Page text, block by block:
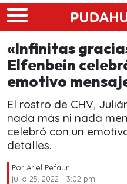
Skip to main content
«Infinitas
Elfenbein
emotivo
El rostro de CHV,
nada más ni nada
celebró con un
detalles.
Por Ariel Pefaur
julio 25, 2022 - 3:02 pm